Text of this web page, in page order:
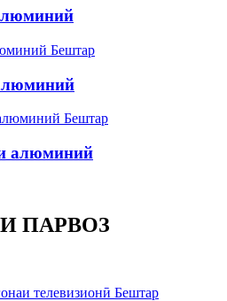
Бештар
Бештар
алюминий
ПАРВОЗ
Бештар